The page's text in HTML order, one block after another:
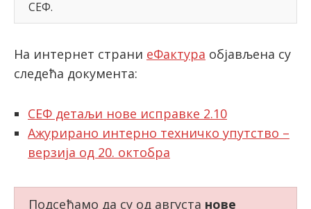
latinica
СЕФ.
На интернет страни еФактура објављена су
следећа документа:
СЕФ детаљи нове исправке 2.10
Ажурирано интерно техничко упутство –
верзија од 20. октобра
Подсећамо да су од августа нове